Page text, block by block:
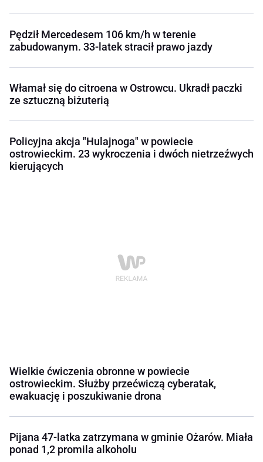
Pędził Mercedesem 106 km/h w terenie
zabudowanym. 33-latek stracił prawo jazdy
Włamał się do citroena w Ostrowcu. Ukradł paczki
ze sztuczną biżuterią
Policyjna akcja "Hulajnoga" w powiecie
ostrowieckim. 23 wykroczenia i dwóch nietrzeźwych
kierujących
Wielkie ćwiczenia obronne w powiecie
ostrowieckim. Służby przećwiczą cyberatak,
ewakuację i poszukiwanie drona
Pijana 47-latka zatrzymana w gminie Ożarów. Miała
ponad 1,2 promila alkoholu